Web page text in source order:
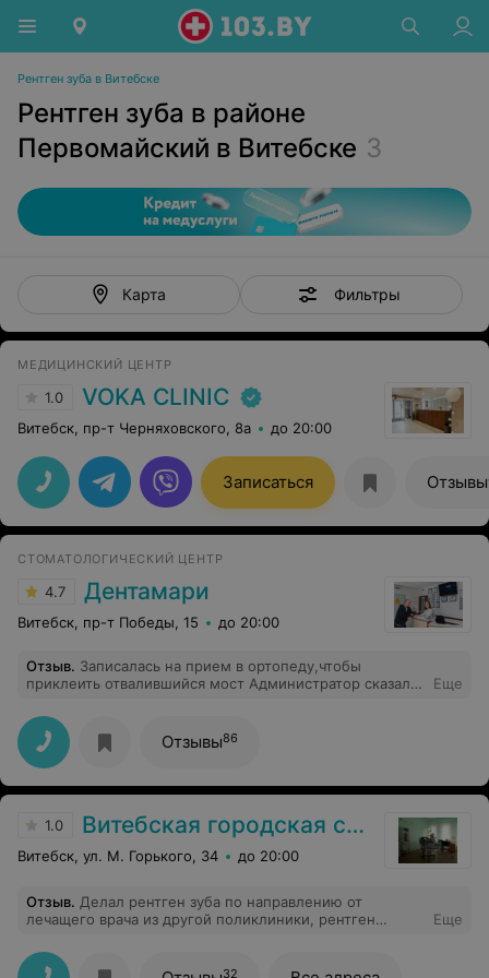
Рентген зуба в Витебске
Рентген зуба в районе
Первомайский в Витебске 3
Карта Фильтры
МЕДИЦИНСКИЙ ЦЕНТР
1.0 VOKA CLINIC
Витебск, пр-т Черняховского, 8а до 20:00
Записаться Отзывы
СТОМАТОЛОГИЧЕСКИЙ ЦЕНТР
4.7 Дентамари
Витебск, пр-т Победы, 15 до 20:00
Отзыв. Записалась на прием в ортопеду,чтобы
приклеить отвалившийся мост Администратор сказала
зуб. Так что когда записываетесь на прием ,цену
умножайте на 2. Потеряете только время и сплошное
разочарование.
Еще
Отзывы86
1.0 Витебская городская стоматологическая поликлиника
Витебск, ул. М. Горького, 34 до 20:00
Отзыв. Делал рентген зуба по направлению от
лечащего врача из другой поликлиники, рентген
отвратительным, на фото зуба почти не видно, на мою
просьбу как то улучшить качество или сделать фото с
Еще
32